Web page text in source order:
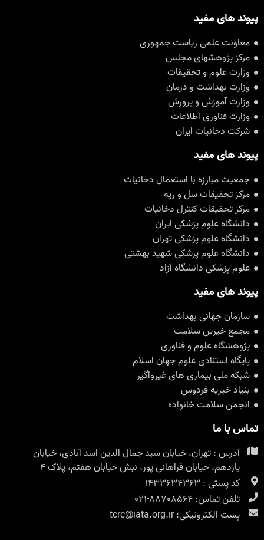
پیوند های مفید
معاونت علمی ریاست جمهوری
مرکز پژوهشهای مجلس
وزارت علوم و تحقیقات
وزارت بهداشت و درمان
وزارت آموزش و پرورش
وزارت فناوری اطلاعات
شرکت دخانیات ایران
پیوند های مفید
جمعیت مبارزه با استعمال دخانیات
مرکز تحقیقات سل و ریه
مرکز تحقیقات کنترل دخانیات
دانشگاه علوم پزشکی ایران
دانشگاه علوم پزشکی تهران
دانشگاه علوم پزشکی شهید بهشتی
علوم پزشکی دانشگاه آزاد
پیوند های مفید
سازمان جهانی بهداشت
مجمع خیرین سلامت
پژوهشگاه علوم و فناوری
پایگاه استنادی علوم جهان اسلام
شبکه ملی بیماری های غیرواگیر
بنیاد خیریه فردوس
انجمن سلامت خانواده
تماس با ما
آدرس : تهران، خیابان سید جمال الدین اسد آبادی، خیابان
یازدهم، خیابان فراهانی پور، نبش خیابان هفتم، پلاک ۴
کد پستی : 1433634363
تلفن تماس: 88708564-021
پست الکترونیکی: tcrc@iata.org.ir